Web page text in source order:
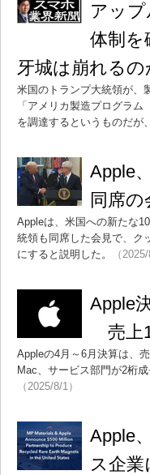
アッ
体制
牙城は崩れるの
米国のトランプ大統領が、
「アメリカ製造プログラ
を調達するというものだが
Apple
同席の
Appleは、米国への新たな
統領も同席した会見で、ク
にすると説明した。
（2025/
Apple
売上
Appleの4月～6月決算は、
Mac、サービス部門が2桁
（2025/8/1）
Apple
ス企